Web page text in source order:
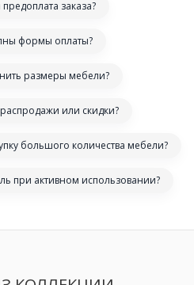
заказа?
формы оплаты?
размеры мебели?
или скидки?
большого количества мебели?
при активном использовании?